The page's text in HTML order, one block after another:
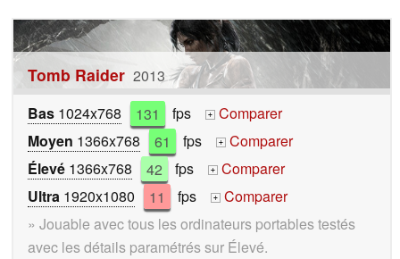
Tomb Raider 2013
Bas 1024x768 131 fps +
Comparer
Moyen 1366x768 61 fps +
Comparer
Élevé 1366x768 42 fps +
Comparer
Ultra 1920x1080 11 fps +
Comparer
» Jouable avec tous les ordinateurs portables testés
avec les détails paramétrés sur Élevé.